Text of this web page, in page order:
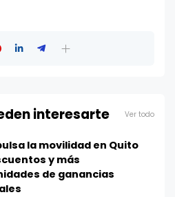
interesarte Ver todo
la movilidad en Quito
y más
de ganancias